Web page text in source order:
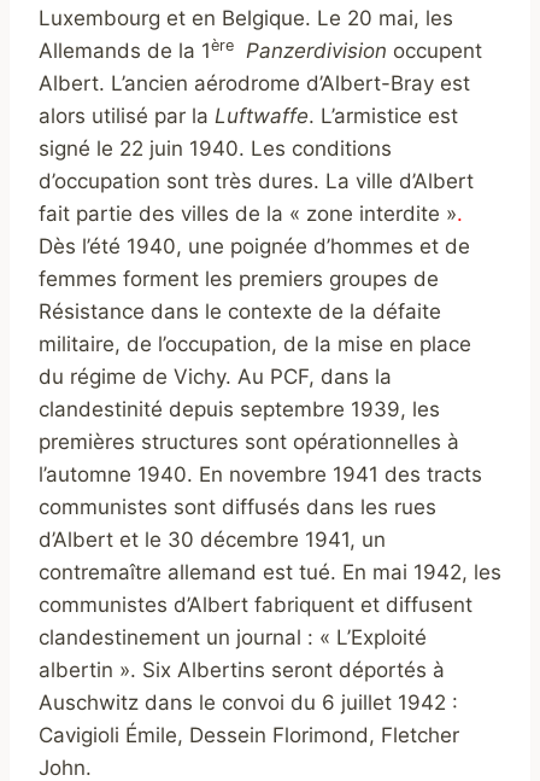
Luxembourg et en Belgique. Le 20 mai, les
Allemands de la 1ère Panzerdivision occupent
Albert. L’ancien aérodrome d’Albert-Bray est
alors utilisé par la Luftwaffe. L’armistice est
signé le 22 juin 1940. Les conditions
d’occupation sont très dures. La ville d’Albert
fait partie des villes de la « zone interdite ».
Dès l’été 1940, une poignée d’hommes et de
femmes forment les premiers groupes de
Résistance dans le contexte de la défaite
militaire, de l’occupation, de la mise en place
du régime de Vichy. Au PCF, dans la
clandestinité depuis septembre 1939, les
premières structures sont opérationnelles à
l’automne 1940. En novembre 1941 des tracts
communistes sont diffusés dans les rues
d’Albert et le 30 décembre 1941, un
contremaître allemand est tué. En mai 1942, les
communistes d’Albert fabriquent et diffusent
clandestinement un journal : « L’Exploité
albertin ». Six Albertins seront déportés à
Auschwitz dans le convoi du 6 juillet 1942 :
Cavigioli Émile, Dessein Florimond, Fletcher
John.